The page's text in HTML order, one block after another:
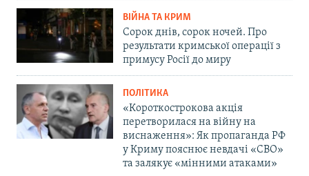
ВІЙНА ТА КРИМ
Сорок днів, сорок ночей. Про
результати кримської операції з
примусу Росії до миру
ПОЛІТИКА
«Короткострокова акція
перетворилася на війну на
виснаження»: Як пропаганда РФ
у Криму пояснює невдачі «СВО»
та залякує «мінними атаками»